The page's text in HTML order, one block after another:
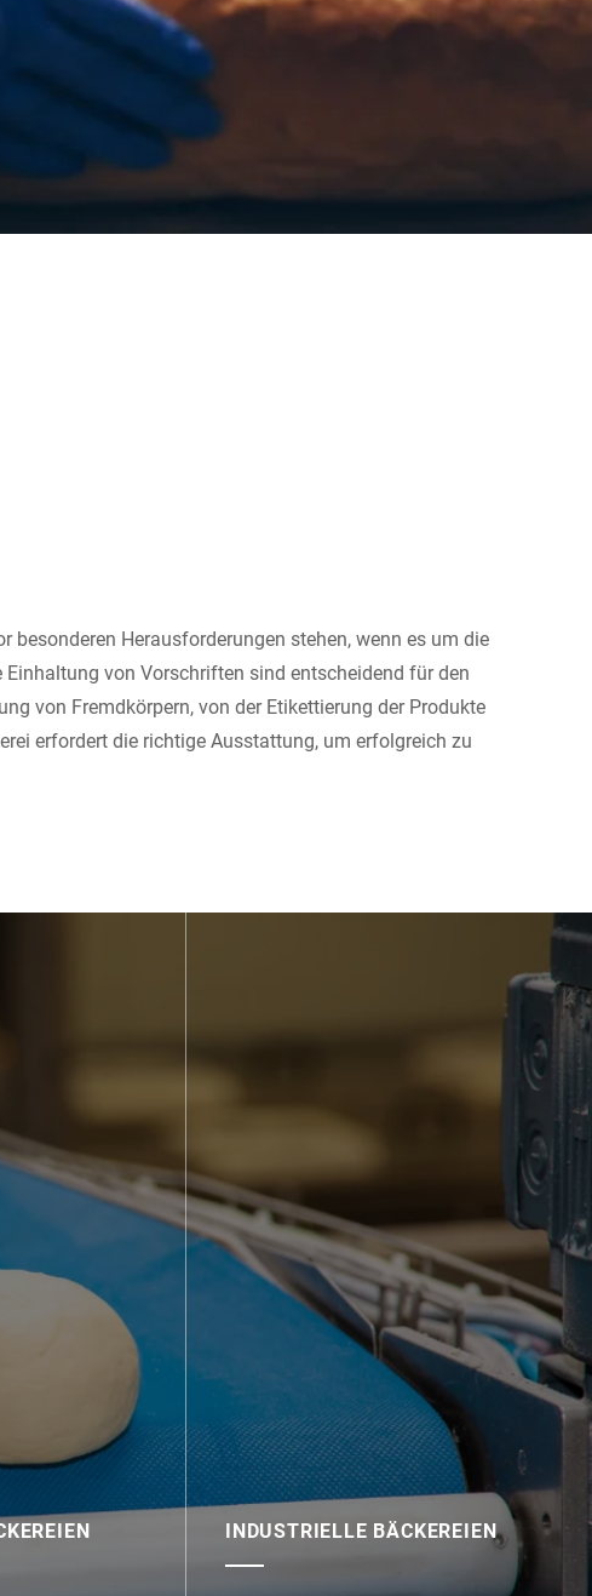
Herausforderungen stehen, wenn es um die
von Vorschriften sind entscheidend für den
von Fremdkörpern, von der Etikettierung der Produkte
erfordert die richtige Ausstattung, um erfolgreich zu
INDUSTRIELLE BÄCKEREIEN